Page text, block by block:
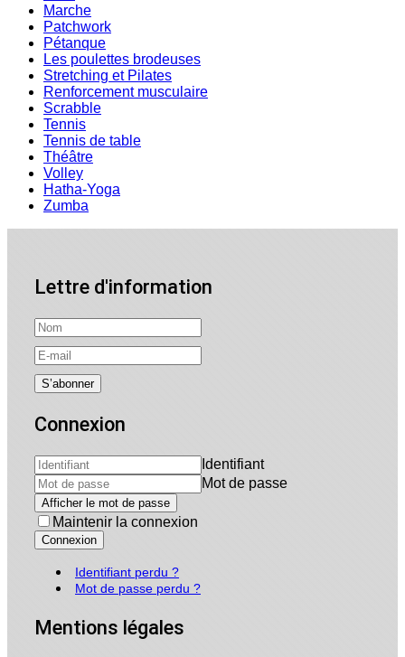
Marche
Patchwork
Pétanque
Les poulettes brodeuses
Stretching et Pilates
Renforcement musculaire
Scrabble
Tennis
Tennis de table
Théâtre
Volley
Hatha-Yoga
Zumba
Lettre d'information
Connexion
Identifiant
Mot de passe
Afficher le mot de passe
Maintenir la connexion
Connexion
Identifiant perdu ?
Mot de passe perdu ?
Mentions légales